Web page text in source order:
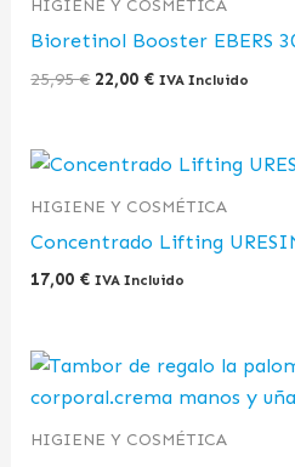
HIGIENE Y COSMÉTICA
Bioretinol Booster EBERS
25,95€ 22,00 € IVA Incluido
HIGIENE Y COSMÉTICA
Concentrado Lifting
17,00 € IVA Incluido
HIGIENE Y COSMÉTICA